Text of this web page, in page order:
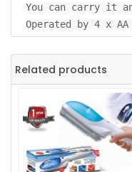
You can carry it
Operated by 4 x
Related products